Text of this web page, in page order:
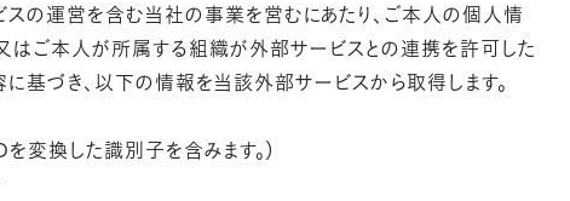
の運営を含む当社の事業を営むにあたり、ご本人の個人情
はご本人が所属する組織が外部サービスとの連携を許可した
基づき、以下の情報を当該外部サービスから取得します。
変換した識別子を含みます。）